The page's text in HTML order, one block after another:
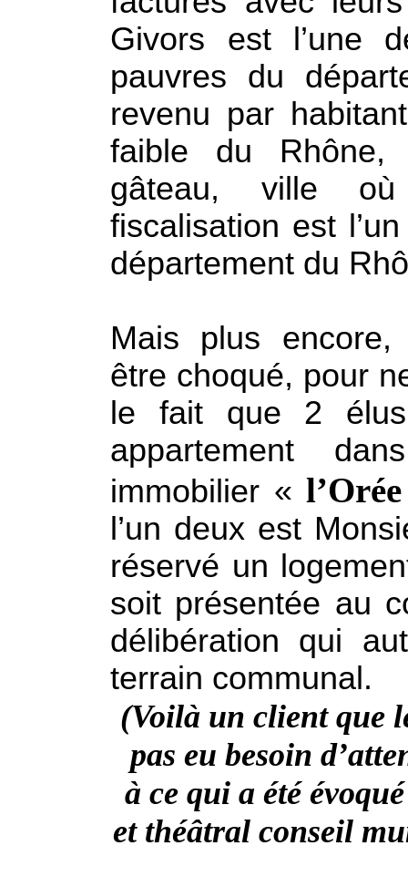
Givors est l’une
pauvres du
revenu par
faible du
gâteau, ville
fiscalisation est
département du
Mais plus
être choqué, pour
le fait que 2
appartement
immobilier «
l’un deux est
réservé un
soit présentée au
délibération qui
terrain communal.
(Voilà un client que
pas eu besoin
à ce qui a été
et théâtral conseil